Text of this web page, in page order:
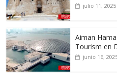
julio 11, 2025
Aiman
Tourism en
junio 16,